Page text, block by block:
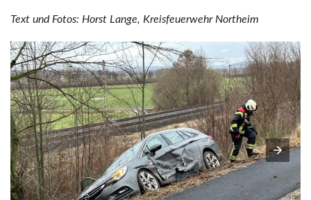
Text und Fotos: Horst Lange, Kreisfeuerwehr Northeim